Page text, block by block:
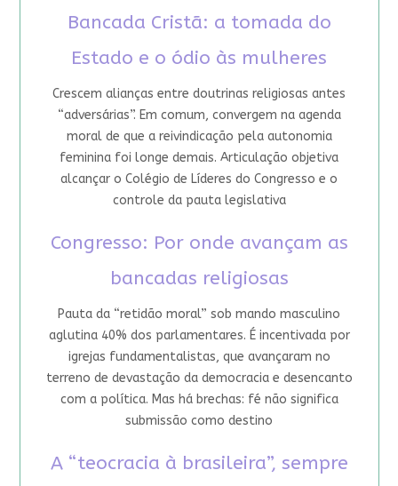
Bancada Cristã: a tomada do
Estado e o ódio às mulheres
Crescem alianças entre doutrinas religiosas antes
“adversárias”. Em comum, convergem na agenda
moral de que a reivindicação pela autonomia
feminina foi longe demais. Articulação objetiva
alcançar o Colégio de Líderes do Congresso e o
controle da pauta legislativa
Congresso: Por onde avançam as
bancadas religiosas
Pauta da “retidão moral” sob mando masculino
aglutina 40% dos parlamentares. É incentivada por
igrejas fundamentalistas, que avançaram no
terreno de devastação da democracia e desencanto
com a política. Mas há brechas: fé não significa
submissão como destino
A “teocracia à brasileira”, sempre